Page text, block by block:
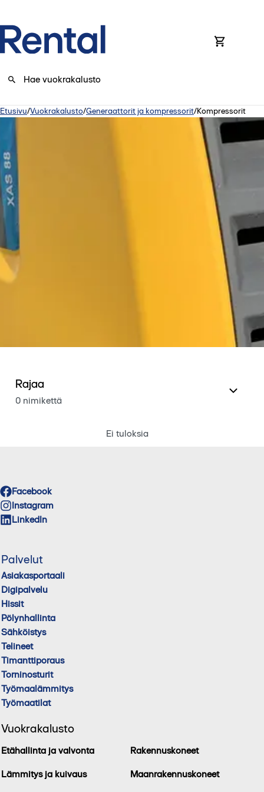
Etusivu/Vuokrakalusto/Generaattorit ja kompressorit/Kompressorit
Rajaa
0 nimikettä
Ei tuloksia
Facebook
Instagram
LinkedIn
Palvelut
Asiakasportaali
Digipalvelu
Hissit
Pölynhallinta
Sähköistys
Telineet
Timanttiporaus
Torninosturit
Työmaalämmitys
Työmaatilat
Vuokrakalusto
Etähallinta ja valvonta
Lämmitys ja kuivaus
Rakennuskoneet
Maanrakennuskoneet